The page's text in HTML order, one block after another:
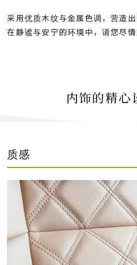
采用优质木纹与金属色调，营造出
在静谧与安宁的环境中，请您尽情
内饰的精心
质感